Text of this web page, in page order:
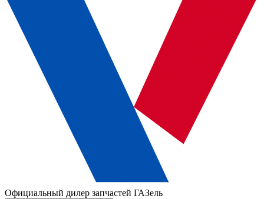
Официальный дилер запчастей ГАЗель